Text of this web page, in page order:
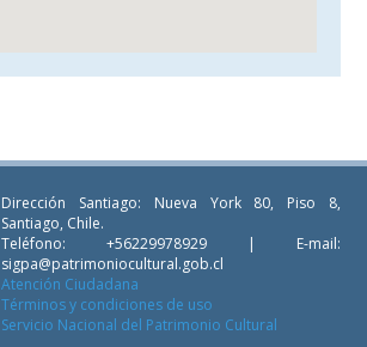
Dirección Santiago: Nueva York 80, Piso 8,
Santiago, Chile.
Teléfono: +56229978929 | E-mail:
sigpa@patrimoniocultural.gob.cl
Atención Ciudadana
Términos y condiciones de uso
Servicio Nacional del Patrimonio Cultural